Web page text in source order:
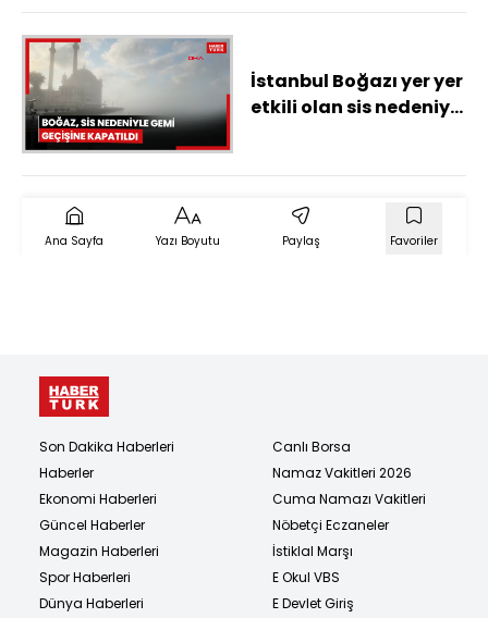
İstanbul Boğazı yer yer
etkili olan sis nedeniyle
Ana Sayfa Yazı Boyutu Paylaş Favoriler
Son Dakika Haberleri
Haberler
Ekonomi Haberleri
Güncel Haberler
Magazin Haberleri
Spor Haberleri
Dünya Haberleri
Canlı Borsa
Namaz Vakitleri 2026
Cuma Namazı Vakitleri
Nöbetçi Eczaneler
İstiklal Marşı
E Okul VBS
E Devlet Giriş